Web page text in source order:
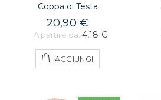
Coppa di Testa
20,90 €
A partire da: 4,18 €
AGGIUNGI